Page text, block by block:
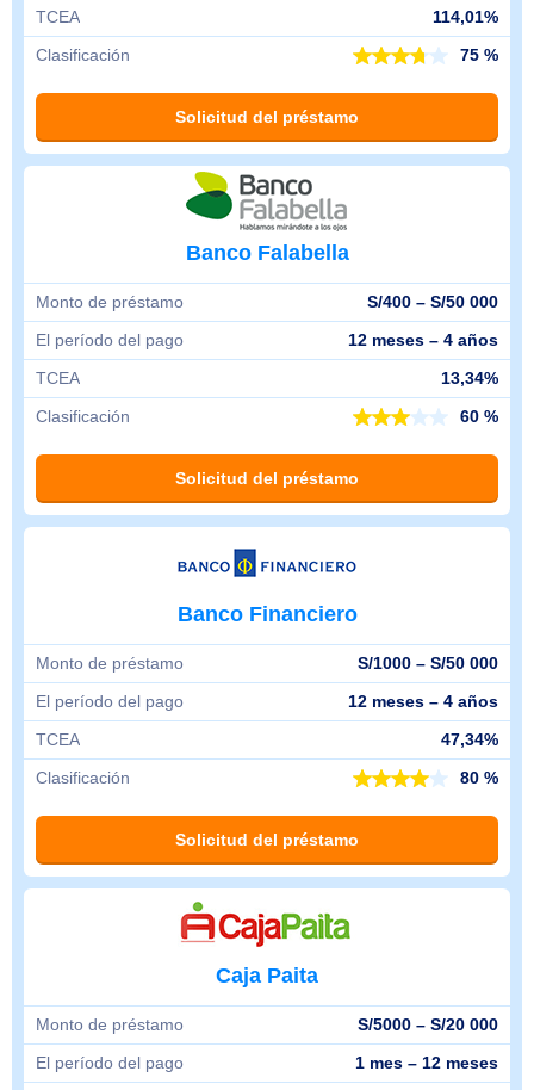
TCEA
114,01%
Clasificación
75 %
Solicitud del préstamo
Banco Falabella
Monto de préstamo
S/400 – S/50 000
El período del pago
12 meses – 4 años
TCEA
13,34%
Clasificación
60 %
Solicitud del préstamo
Banco Financiero
Monto de préstamo
S/1000 – S/50 000
El período del pago
12 meses – 4 años
TCEA
47,34%
Clasificación
80 %
Solicitud del préstamo
Caja Paita
Monto de préstamo
S/5000 – S/20 000
El período del pago
1 mes – 12 meses